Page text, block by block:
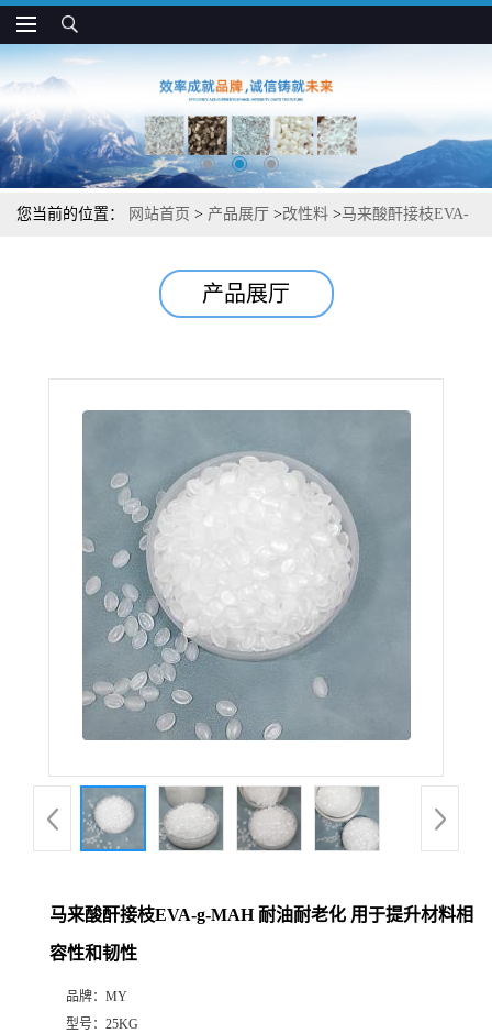
您当前的位置： 网站首页 > 产品展厅 >改性料 >马来酸酐接枝EVA-
产品展厅
马来酸酐接枝EVA-g-MAH 耐油耐老化 用于提升材料相
容性和韧性
品牌： MY
型号： 25KG